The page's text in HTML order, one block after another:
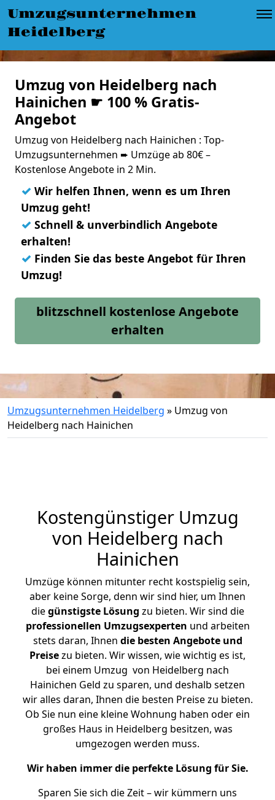
Umzugsunternehmen
Heidelberg
Umzug von Heidelberg nach
Hainichen ☛ 100 % Gratis-
Angebot
Umzug von Heidelberg nach Hainichen : Top-
Umzugsunternehmen ➨ Umzüge ab 80€ –
Kostenlose Angebote in 2 Min.
✓ Wir helfen Ihnen, wenn es um Ihren
Umzug geht!
✓ Schnell & unverbindlich Angebote
erhalten!
✓ Finden Sie das beste Angebot für Ihren
Umzug!
blitzschnell kostenlose Angebote
erhalten
Umzugsunternehmen Heidelberg » Umzug von
Heidelberg nach Hainichen
Kostengünstiger Umzug
von Heidelberg nach
Hainichen
Umzüge können mitunter recht kostspielig sein,
aber keine Sorge, denn wir sind hier, um Ihnen
diegünstigste Lösung zu bieten. Wir sind die
professionellen Umzugsexperten und arbeiten
stets daran, Ihnen die besten Angebote und
Preisezu bieten. Wir wissen, wie wichtig es ist,
bei einem Umzug von Heidelberg nach
Hainichen Geld zu sparen, und deshalb setzen
wir alles daran, Ihnen die besten Preise zu bieten.
Ob Sie nun eine kleine Wohnung haben oder ein
großes Haus in Heidelberg besitzen, was
umgezogen werden muss.
Wir haben immer die perfekte Lösung für Sie.
Sparen Sie sich die Zeit – wir kümmern uns